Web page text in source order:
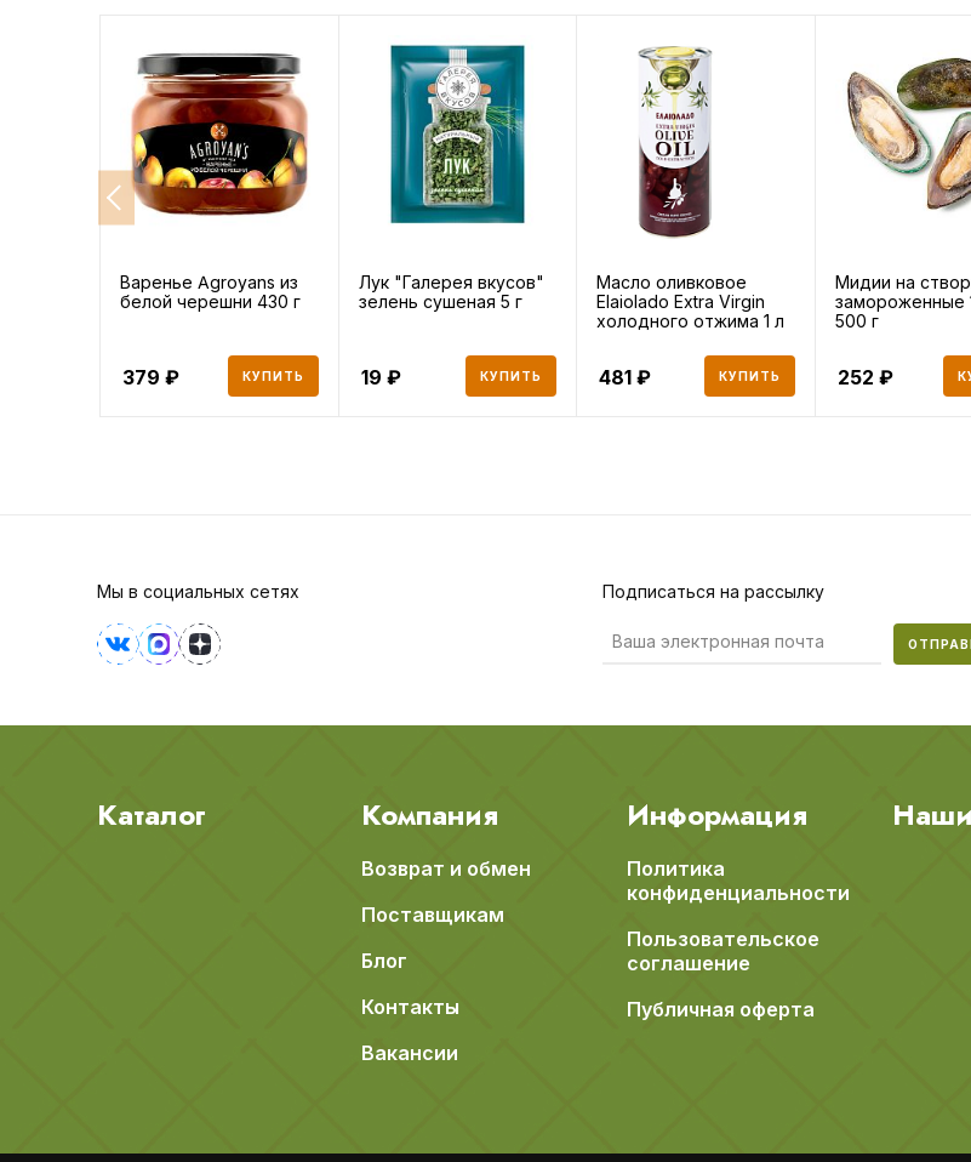
Варенье Agroyans из
белой черешни 430 г
379 КУПИТЬ
Лук "Галерея вкусов"
зелень сушеная 5 г
19 КУПИТЬ
Масло оливковое
Elaiolado Extra Virgin
холодного отжима 1 л
481 КУПИТЬ
Мидии на
замороженные 1
500 г
252
Мы в социальных сетях Подписаться на рассылку
Каталог Компания
Возврат и обмен
Поставщикам
Блог
Контакты
Вакансии
Информация
Политика
конфиденциальности
Пользовательское
соглашение
Публичная оферта